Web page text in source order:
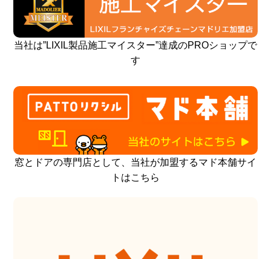
当社は”LIXIL製品施工マイスター”達成のPROショップで
す
窓とドアの専門店として、当社が加盟するマド本舗サイ
トはこちら